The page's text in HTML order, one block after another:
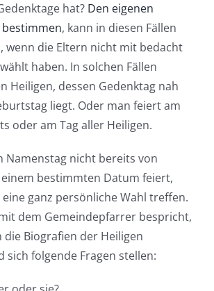
hat? Den eigenen
, kann in diesen Fällen
wenn die Eltern nicht mit bedacht
haben. In solchen Fällen
Heiligen, dessen Gedenktag nah
liegt. Oder man feiert am
oder am Tag aller Heiligen.
Namenstag nicht bereits von
bestimmten Datum feiert,
ganz persönliche Wahl treffen.
dem Gemeindepfarrer bespricht,
die Biografien der Heiligen
sich folgende Fragen stellen: